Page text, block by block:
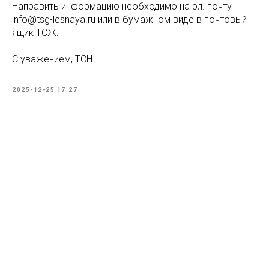
Направить информацию необходимо на эл. почту
info@tsg-lesnaya.ru или в бумажном виде в почтовый
ящик ТСЖ.
С уважением, ТСН
2025-12-25 17:27